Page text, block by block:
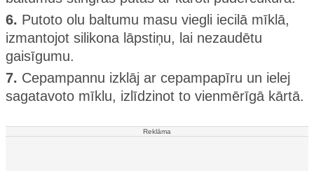
6. Putoto olu baltumu masu viegli iecilā mīklā,
izmantojot silikona lāpstiņu, lai nezaudētu
gaisīgumu.
7. Cepampannu izklāj ar cepampapīru un ielej
sagatavoto mīklu, izlīdzinot to vienmērīgā kārtā.
Reklāma